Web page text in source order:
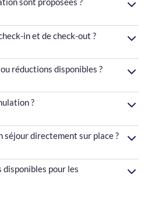
in et de check-out ?
réductions disponibles ?
?
séjour directement sur place ?
pour les